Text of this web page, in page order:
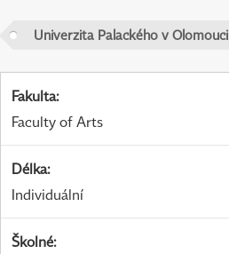
Univerzita Palackého v Olomouci
Fakulta:
Faculty of Arts
Délka:
Individuální
Školné: